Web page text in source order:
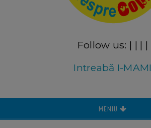
Follow us: | | | |
Intreabă I-MAMI
MENIU